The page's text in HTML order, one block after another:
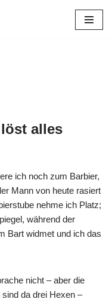
alles
ich noch zum Barbier,
Mann von heute rasiert
nehme ich Platz;
während der
Bart widmet und ich das
nicht – aber die
da drei Hexen –